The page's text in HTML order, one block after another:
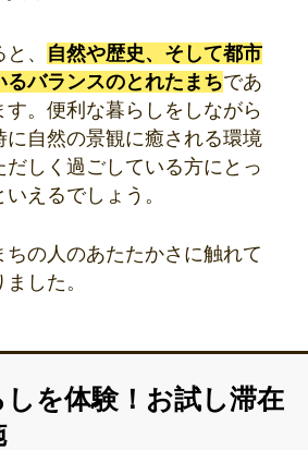
、 自然や歴史、そして都市
バランスのとれたまちであ
す。便利な暮らしをしながら
に自然の景観に癒される環境
だしく過ごしている方にとっ
えるでしょう。
ちの人のあたたかさに触れて
した。
を体験！お試し滞在